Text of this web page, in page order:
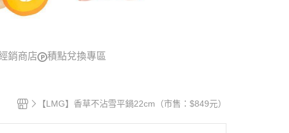
銷商店 積點兌換專區
【LMG】香草不沾雪平鍋22cm（市售：$849元）